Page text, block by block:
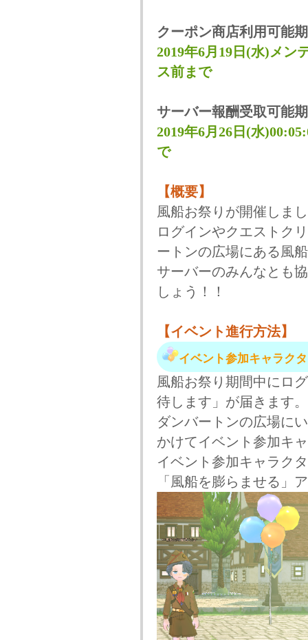
クーポン商店利用可能
2019年6月19日(水)メン
ス前まで
サーバー報酬受取可能
2019年6月26日(水
で
【概要】
風船お祭りが開催しま
ログインやクエストク
ートンの広場にある風
サーバーのみんなとも
しょう！！
【イベント進行方法】
イベント参加キャラク
風船お祭り期間中にロ
待します」が届きます。
ダンバートンの広場に
かけてイベント参加キ
イベント参加キャラク
「風船を膨らませる」